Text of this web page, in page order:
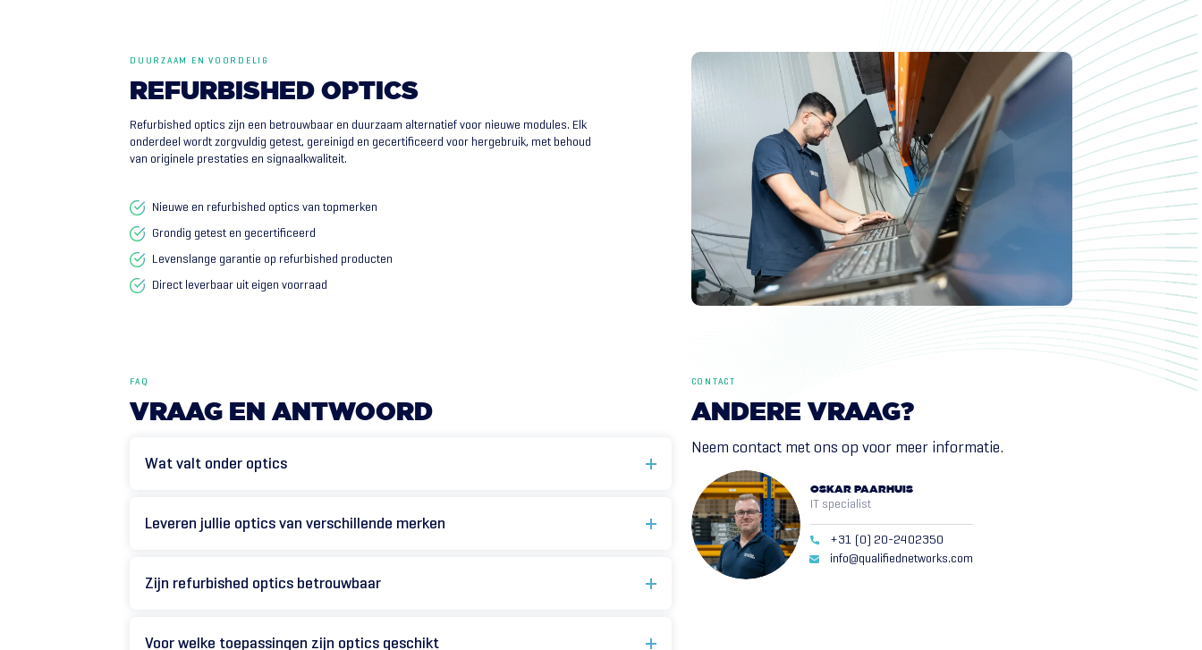
DUURZAAM EN VOORDELIG
REFURBISHED OPTICS
Refurbished optics zijn een betrouwbaar en duurzaam alternatief voor nieuwe modules. Elk
onderdeel wordt zorgvuldig getest, gereinigd en gecertificeerd voor hergebruik, met behoud
van originele prestaties en signaalkwaliteit.
Nieuwe en refurbished optics van topmerken
Grondig getest en gecertificeerd
Levenslange garantie op refurbished producten
Direct leverbaar uit eigen voorraad
FAQ
VRAAG EN ANTWOORD
Wat valt onder optics
Leveren jullie optics van verschillende merken
Zijn refurbished optics betrouwbaar
Voor welke toepassingen zijn optics geschikt
CONTACT
ANDERE VRAAG?
Neem contact met ons op voor meer informatie.
OSKAR PAARHUIS
IT specialist
+31 (0) 20-2402350
info@qualifiednetworks.com